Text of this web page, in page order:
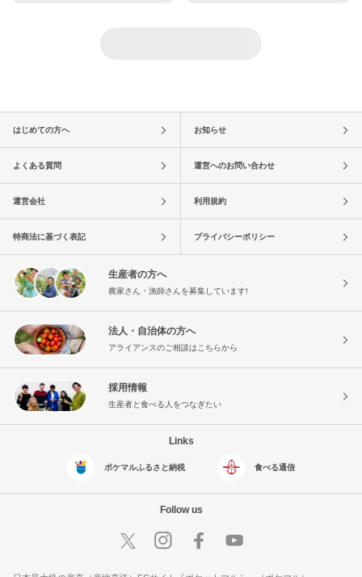
はじめての方へ お知らせ
よくある質問 運営へのお問い合わせ
運営会社 利用規約
特商法に基づく表記 プライバシーポリシー
生産者の方へ
農家さん・漁師さんを募集しています!
法人・自治体の方へ
アライアンスのご相談はこちらから
採用情報
生産者と食べる人をつなぎたい
Links
ポケマルふるさと納税 食べる通信
Follow us